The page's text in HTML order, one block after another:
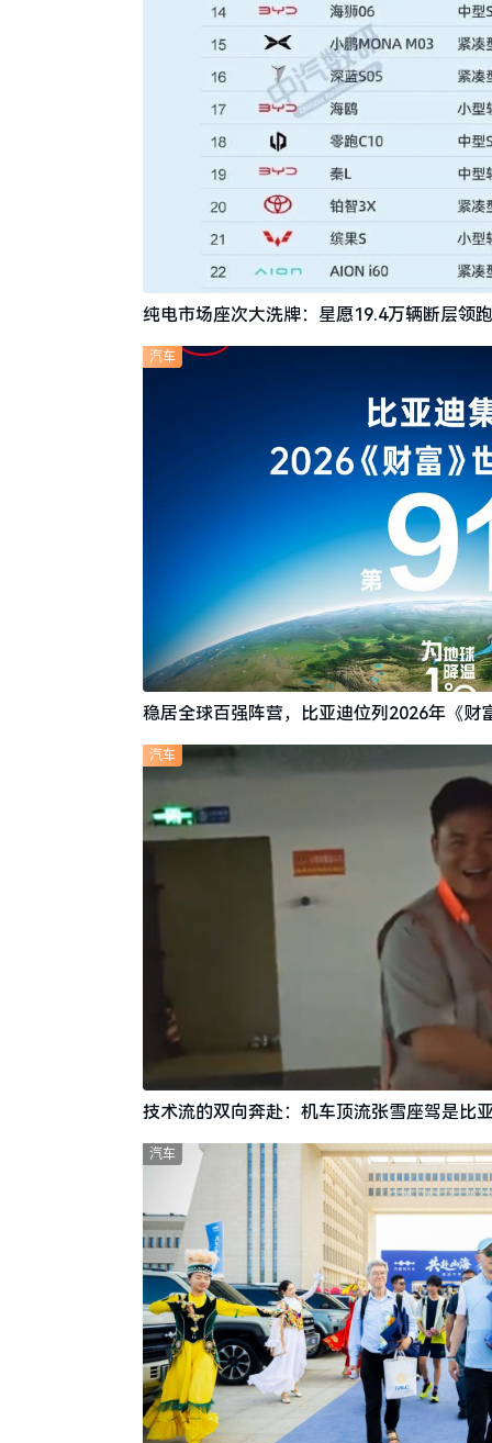
纯电市场座次大洗牌：星愿19.4万辆断层领
稳居全球百强阵营，比亚迪位列2026年《财
汽车
技术流的双向奔赴：机车顶流张雪座驾是比
汽车
汽车